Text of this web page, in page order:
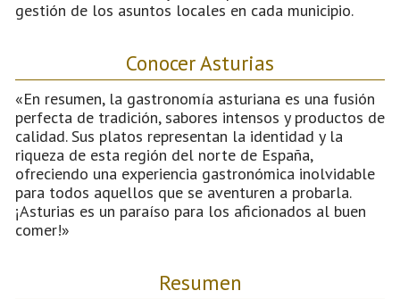
gestión de los asuntos locales en cada municipio.
Conocer Asturias
«En resumen, la gastronomía asturiana es una fusión
perfecta de tradición, sabores intensos y productos de
calidad. Sus platos representan la identidad y la
riqueza de esta región del norte de España,
ofreciendo una experiencia gastronómica inolvidable
para todos aquellos que se aventuren a probarla.
¡Asturias es un paraíso para los aficionados al buen
comer!»
Resumen